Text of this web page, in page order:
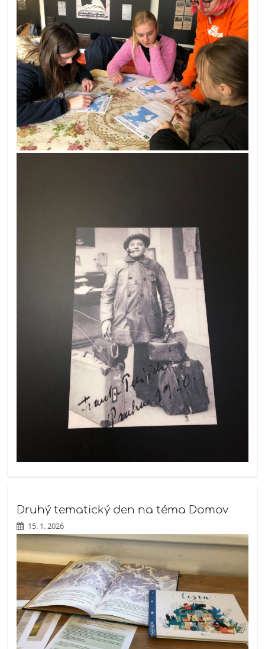
Druhý tematický den na téma Domov
15. 1. 2026